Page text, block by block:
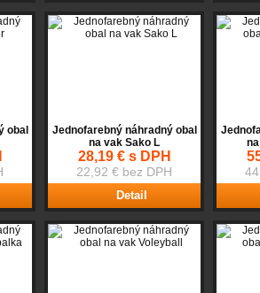
obal
Jednofarebný náhradný obal
na vak Sako L
28,19 € s DPH
22,92 € bez DPH
Detail